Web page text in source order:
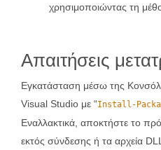
χρησιμοποιώντας τη
Απαιτήσεις
Εγκατάσταση μέσω της
Visual Studio με “Install-
Εναλλακτικά, αποκτήστε το
εκτός σύνδεσης ή τα αρχεία